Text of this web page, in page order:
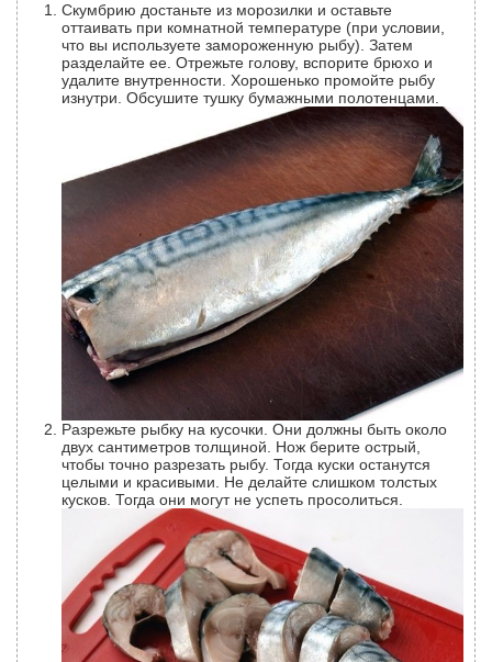
Скумбрию достаньте из морозилки и оставьте
оттаивать при комнатной температуре (при условии,
что вы используете замороженную рыбу). Затем
разделайте ее. Отрежьте голову, вспорите брюхо и
удалите внутренности. Хорошенько промойте рыбу
изнутри. Обсушите тушку бумажными полотенцами.
Разрежьте рыбку на кусочки. Они должны быть около
двух сантиметров толщиной. Нож берите острый,
чтобы точно разрезать рыбу. Тогда куски останутся
целыми и красивыми. Не делайте слишком толстых
кусков. Тогда они могут не успеть просолиться.